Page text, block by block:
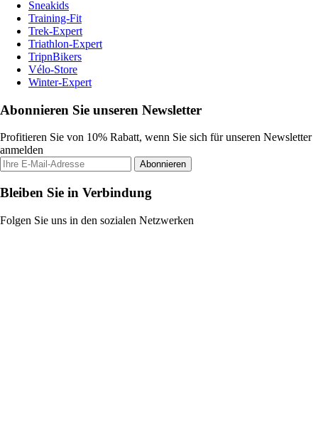
Sneakids
Training-Fit
Trek-Expert
Triathlon-Expert
TripnBikers
Vélo-Store
Winter-Expert
Abonnieren Sie unseren Newsletter
Profitieren Sie von 10% Rabatt, wenn Sie sich für unseren Newsletter
anmelden
Abonnieren
Bleiben Sie in Verbindung
Folgen Sie uns in den sozialen Netzwerken